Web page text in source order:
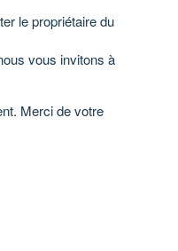
le propriétaire du
vous invitons à
Merci de votre